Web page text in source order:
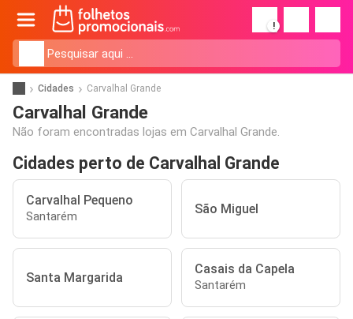
!
Cidades Carvalhal Grande
Carvalhal Grande
Não foram encontradas lojas em Carvalhal Grande.
Cidades perto de Carvalhal Grande
Carvalhal Pequeno
Santarém São Miguel
Santa Margarida
Casais da Capela
Santarém